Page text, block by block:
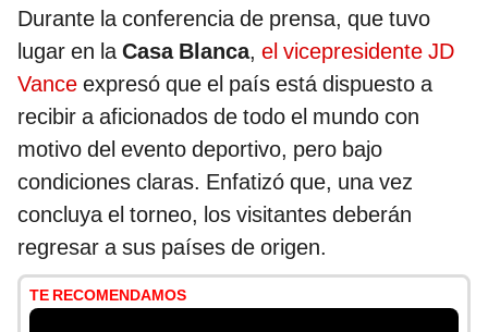
Durante la conferencia de prensa, que tuvo
lugar en laCasa Blanca, el vicepresidente JD
Vance expresó que el país está dispuesto a
recibir a aficionados de todo el mundo con
motivo del evento deportivo, pero bajo
condiciones claras. Enfatizó que, una vez
concluya el torneo, los visitantes deberán
regresar a sus países de origen.
TE RECOMENDAMOS